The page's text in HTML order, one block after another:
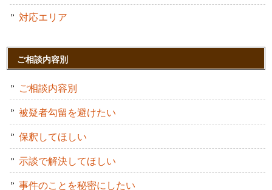
対応エリア
ご相談内容別
ご相談内容別
被疑者勾留を避けたい
保釈してほしい
示談で解決してほしい
事件のことを秘密にしたい